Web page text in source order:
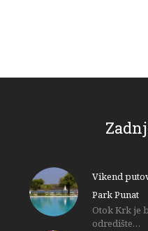
Vikend
Park Punat
Otok Krk je
odredište…